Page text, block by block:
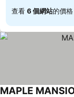
查看 6 個網站的價格
MAPLE